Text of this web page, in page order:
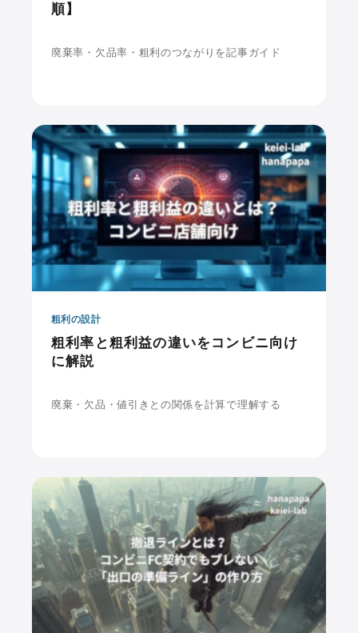
順】
廃棄率・欠品率・粗利のつながりを記事ガイド
粗利の設計
粗利率と粗利益の違いをコンビニ向け
に解説
廃棄・欠品・値引きとの関係を計算で理解する